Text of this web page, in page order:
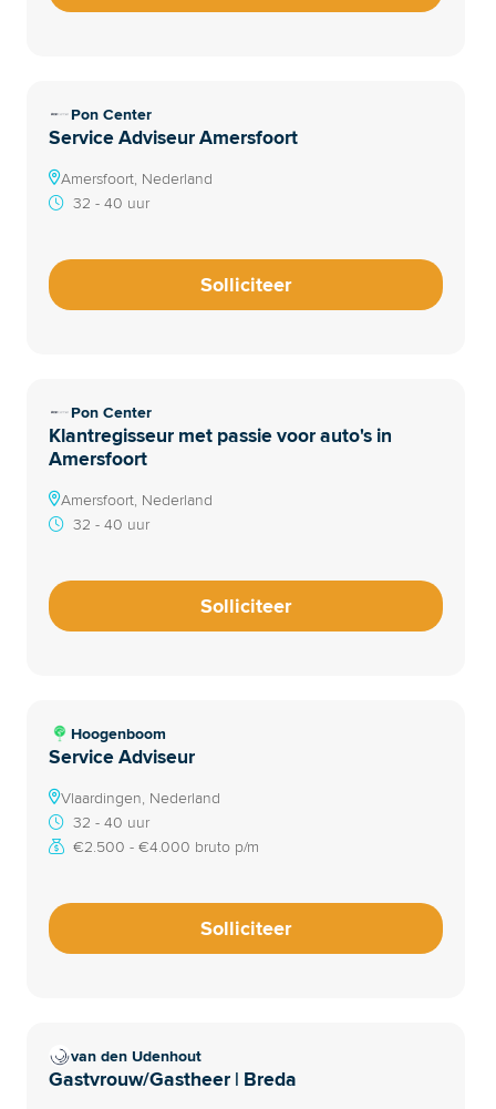
Pon Center
Service Adviseur Amersfoort
Amersfoort, Nederland
32 - 40 uur
Solliciteer
Pon Center
Klantregisseur met passie voor auto's in
Amersfoort
Amersfoort, Nederland
32 - 40 uur
Solliciteer
Hoogenboom
Service Adviseur
Vlaardingen, Nederland
32 - 40 uur
€2.500 - €4.000 bruto p/m
Solliciteer
van den Udenhout
Gastvrouw/Gastheer | Breda